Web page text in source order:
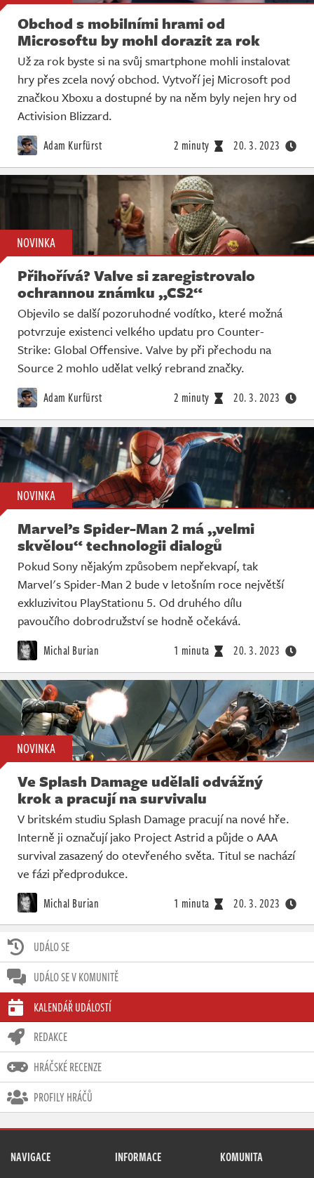
UDÁLO SE
UDÁLO SE V KOMUNITĚ
KALENDÁŘ UDÁLOSTÍ
REDAKCE
HRÁČSKÉ RECENZE
PROFILY HRÁČŮ
Obchod s mobilními hrami od
Microsoftu by mohl dorazit za rok
Už za rok byste si na svůj smartphone mohli instalovat
hry přes zcela nový obchod. Vytvoří jej Microsoft pod
značkou Xboxu a dostupné by na něm byly nejen hry od
Activision Blizzard.
Adam Kurfürst 2 minuty 20. 3. 2023
NOVINKA
Přihořívá? Valve si zaregistrovalo
ochrannou známku „CS2“
Objevilo se další pozoruhodné vodítko, které možná
potvrzuje existenci velkého updatu pro Counter-
Strike: Global Offensive. Valve by při přechodu na
Source 2 mohlo udělat velký rebrand značky.
Adam Kurfürst 2 minuty 20. 3. 2023
NOVINKA
Marvel’s Spider-Man 2 má „velmi
skvělou“ technologii dialogů
Pokud Sony nějakým způsobem nepřekvapí, tak
Marvel's Spider-Man 2 bude v letošním roce největší
exkluzivitou PlayStationu 5. Od druhého dílu
pavoučího dobrodružství se hodně očekává.
Michal Burian 1 minuta 20. 3. 2023
NOVINKA
Ve Splash Damage udělali odvážný
krok a pracují na survivalu
V britském studiu Splash Damage pracují na nové hře.
Interně ji označují jako Project Astrid a půjde o AAA
survival zasazený do otevřeného světa. Titul se nachází
ve fázi předprodukce.
Michal Burian 1 minuta 20. 3. 2023
NAVIGACE INFORMACE KOMUNITA